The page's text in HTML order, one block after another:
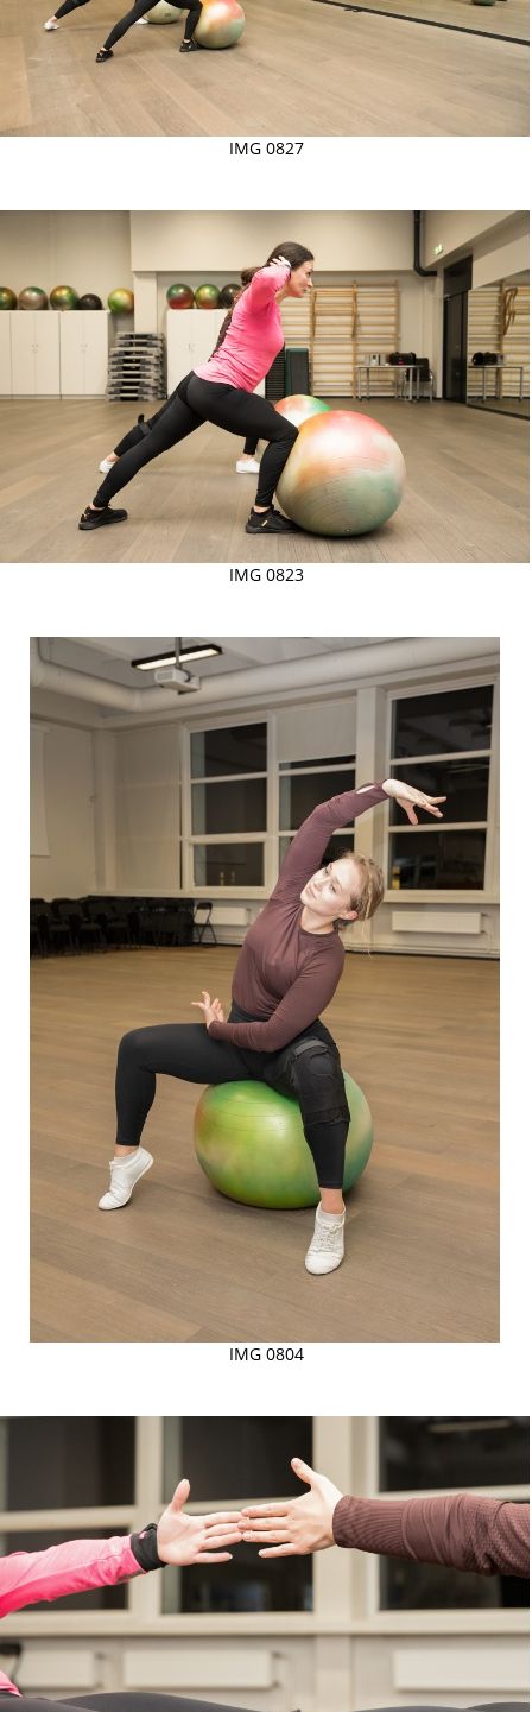
IMG 0827
IMG 0823
IMG 0804